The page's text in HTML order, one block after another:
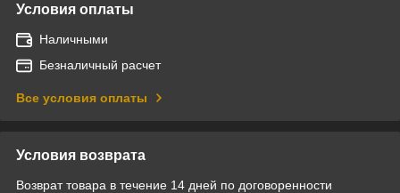
Условия оплаты
Наличными
Безналичный расчет
Все условия оплаты
Условия возврата
Возврат товара в течение 14 дней по договоренности